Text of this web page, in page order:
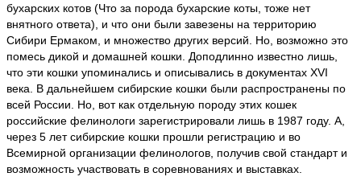
бухарских котов (Что за порода бухарские коты, тоже нет
внятного ответа), и что они были завезены на территорию
Сибири Ермаком, и множество других версий. Но, возможно это
помесь дикой и домашней кошки. Доподлинно известно лишь,
что эти кошки упоминались и описывались в документах XVI
века. В дальнейшем сибирские кошки были распространены по
всей России. Но, вот как отдельную породу этих кошек
российские фелинологи зарегистрировали лишь в 1987 году. А,
через 5 лет сибирские кошки прошли регистрацию и во
Всемирной организации фелинологов, получив свой стандарт и
возможность участвовать в соревнованиях и выставках.